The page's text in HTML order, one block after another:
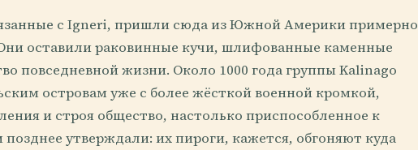
с Igneri, пришли сюда из Южной Америки примерно
оставили раковинные кучи, шлифованные каменные
повседневной жизни. Около 1000 года группы Kalinago
островам уже с более жёсткой военной кромкой,
и строя общество, настолько приспособленное к
утверждали: их пироги, кажется, обгоняют куда